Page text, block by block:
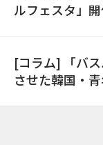
ルフェスタ」
[コラム] 「バ
させた韓国・